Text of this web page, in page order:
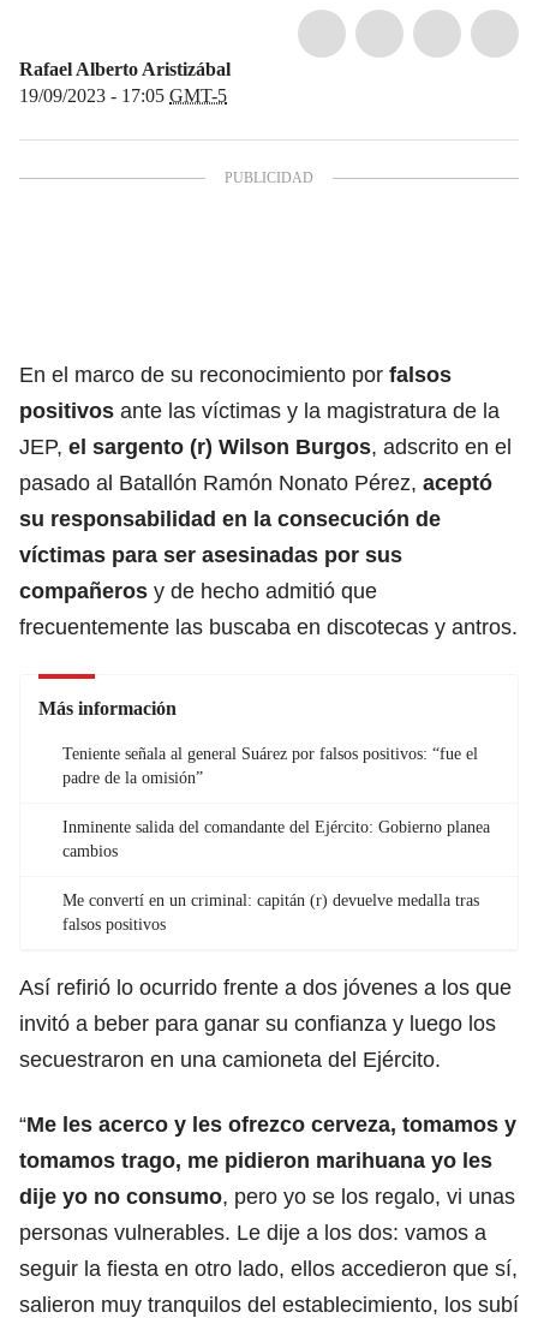
Rafael Alberto Aristizábal
19/09/2023 - 17:05 GMT-5
En el marco de su reconocimiento por falsos
positivos ante las víctimas y la magistratura de la
JEP, el sargento (r) Wilson Burgos, adscrito en el
pasado al Batallón Ramón Nonato Pérez, aceptó
su responsabilidad en la consecución de
víctimas para ser asesinadas por sus
compañeros y de hecho admitió que
frecuentemente las buscaba en discotecas y antros.
Más información
Teniente señala al general Suárez por falsos positivos: “fue el
padre de la omisión”
Inminente salida del comandante del Ejército: Gobierno planea
cambios
Me convertí en un criminal: capitán (r) devuelve medalla tras
falsos positivos
Así refirió lo ocurrido frente a dos jóvenes a los que
invitó a beber para ganar su confianza y luego los
secuestraron en una camioneta del Ejército.
“Me les acerco y les ofrezco cerveza, tomamos y
tomamos trago, me pidieron marihuana yo les
dije yo no consumo, pero yo se los regalo, vi unas
personas vulnerables. Le dije a los dos: vamos a
seguir la fiesta en otro lado, ellos accedieron que sí,
salieron muy tranquilos del establecimiento, los subí